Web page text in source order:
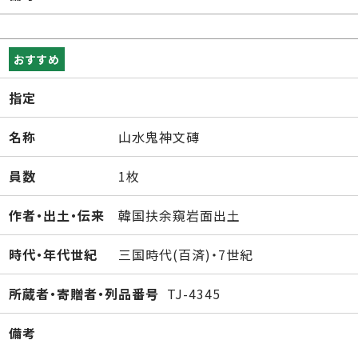
おすすめ
指定
名称 山水鬼神文磚
員数 1枚
作者・出土・伝来 韓国扶余窺岩面出土
時代・年代世紀 三国時代(百済)・7世紀
所蔵者・寄贈者・列品番号 TJ-4345
備考